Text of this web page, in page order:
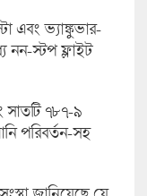
এবং ভ্যাঙ্কুভার-
নন-স্টপ ফ্লাইট
সাতটি ৭৮৭-৯
পরিবর্তন-সহ